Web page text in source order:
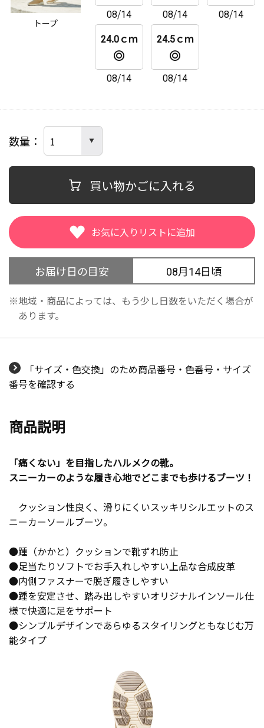
トープ
08/14 08/14
08/14
24.0ｃｍ
08/14
24.5ｃｍ
08/14
数量
買い物かごに入れる
お届け日の目安 08月14日頃
地域・商品によっては、もう少し日数をいただく場合が
あります。
「サイズ・色交換」のため商品番号・色番号・サイズ
番号を確認する
商品説明
「痛くない」を目指したハルメクの靴。
スニーカーのような履き心地でどこまでも歩けるブーツ！
クッション性良く、滑りにくいスッキリシルエットのス
ニーカーソールブーツ。
●踵（かかと）クッションで靴ずれ防止
●足当たりソフトでお手入れしやすい上品な合成皮革
●内側ファスナーで脱ぎ履きしやすい
●踵を安定させ、踏み出しやすいオリジナルインソール仕
様で快適に足をサポート
●シンプルデザインであらゆるスタイリングともなじむ万
能タイプ